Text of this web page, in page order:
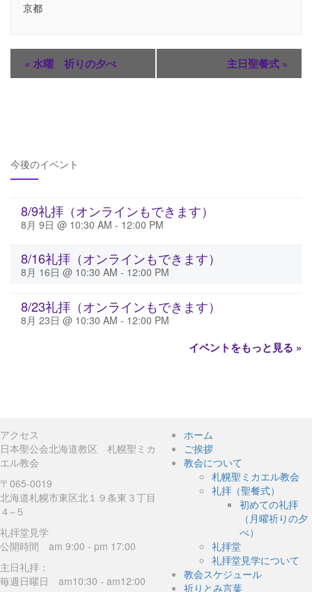
京都
« 水曜 祈りの夕べ 主日聖餐式 »
今後のイベント
8/9礼拝（オンラインもできます）
8月 9日 @ 10:30 AM - 12:00 PM
8/16礼拝（オンラインもできます）
8月 16日 @ 10:30 AM - 12:00 PM
8/23礼拝（オンラインもできます）
8月 23日 @ 10:30 AM - 12:00 PM
イベントをもっと見る »
アクセス
日本聖公会北海道教区 札幌聖ミカ
エル教会
〒065-0019
北海道札幌市東区北１９条東３丁目
４−５
礼拝堂見学
公開時間 am 9:00 - pm 17:00
主日礼拝：
毎週日曜日 am10:30 - am12:00
ホーム
ご挨拶
教会について
札幌聖ミカエル教会
礼拝（聖餐式）
初めての礼拝
（月曜祈りの夕
べ）
礼拝堂
礼拝堂見学について
教会スケジュール
祈りとみ言葉